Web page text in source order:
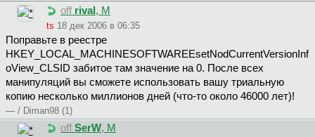
off rival , М
ts 18 дек 2006 в 06:35
Поправьте в реестре
HKEY_LOCAL_MACHINESOFTWAREEsetNodCurrentVersionInf
oView_CLSID забитое там значение на 0. После всех
манипуляций вы сможете использовать вашу триальную
копию несколько миллионов дней (что-то около 46000 лет)!
— / Diman98 (1)
off SerW, М